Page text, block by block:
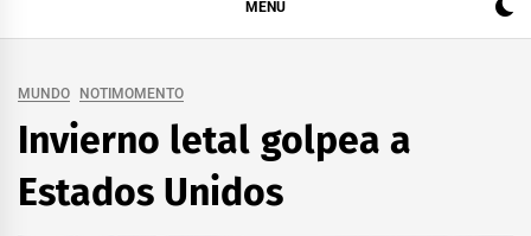
MENU
MUNDO NOTIMOMENTO
Invierno letal golpea a
Estados Unidos